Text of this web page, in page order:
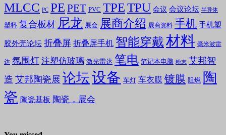
MLCC PC PE PET PVC TPETPU 会议 会议论坛 半导体
塑料 复合板材 尼龙 展会 展商介绍 展商资料 手机 手机塑
胶外壳论坛 折叠屏 折叠屏手机 智能穿戴材料 毫米波雷
达 氛围灯 注塑仿玻璃 激光雷达 笔电 笔记本电脑 粉末 艾邦智
造 艾邦陶瓷展 论坛设备 车灯 车衣膜 镀膜 阻燃 陶
瓷 陶瓷基板 陶瓷，展会